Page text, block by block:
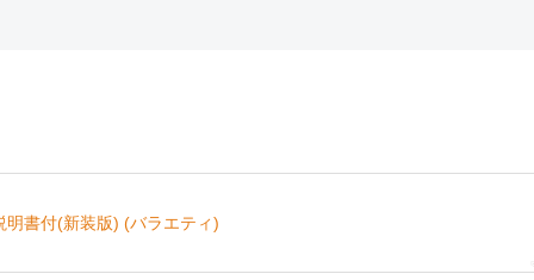
明書付(新装版) (バラエティ)